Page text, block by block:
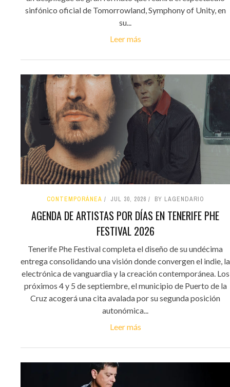
sinfónico oficial de Tomorrowland, Symphony of Unity, en
su...
Leer más
CONTEMPORÁNEA JUL 30, 2026 BY LAGENDARIO
AGENDA DE ARTISTAS POR DÍAS EN TENERIFE PHE
FESTIVAL 2026
Tenerife Phe Festival completa el diseño de su undécima
entrega consolidando una visión donde convergen el indie, la
electrónica de vanguardia y la creación contemporánea. Los
próximos 4 y 5 de septiembre, el municipio de Puerto de la
Cruz acogerá una cita avalada por su segunda posición
autonómica...
Leer más